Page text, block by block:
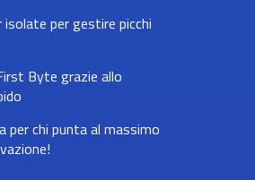
per gestire picchi
Byte grazie allo
per chi punta al massimo